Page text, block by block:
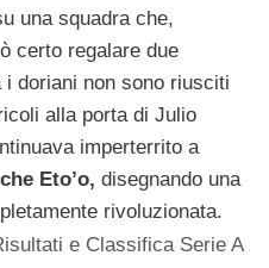
una squadra che,
certo regalare due
doriani non sono riusciti
alla porta di Julio
imperterrito a
Eto’o, disegnando una
rivoluzionata.
e Classifica Serie A